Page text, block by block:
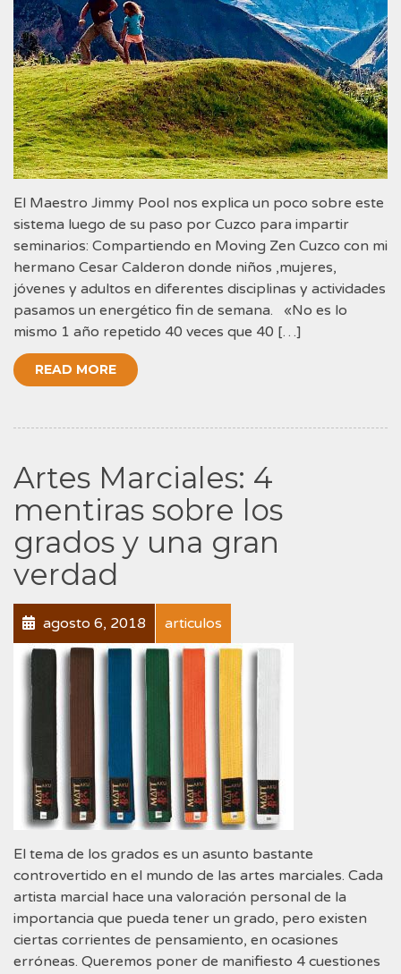
El Maestro Jimmy Pool nos explica un poco sobre este
sistema luego de su paso por Cuzco para impartir
seminarios: Compartiendo en Moving Zen Cuzco con mi
hermano Cesar Calderon donde niños ,mujeres,
jóvenes y adultos en diferentes disciplinas y actividades
pasamos un energético fin de semana. «No es lo
mismo 1 año repetido 40 veces que 40 […]
READ MORE
Artes Marciales: 4
mentiras sobre los
grados y una gran
verdad
agosto 6, 2018 articulos
El tema de los grados es un asunto bastante
controvertido en el mundo de las artes marciales. Cada
artista marcial hace una valoración personal de la
importancia que pueda tener un grado, pero existen
ciertas corrientes de pensamiento, en ocasiones
erróneas. Queremos poner de manifiesto 4 cuestiones